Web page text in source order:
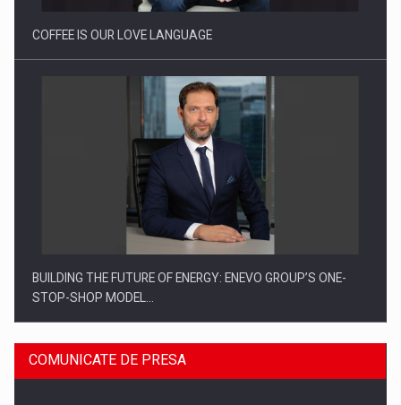
COFFEE IS OUR LOVE LANGUAGE
BUILDING THE FUTURE OF ENERGY: ENEVO GROUP’S ONE-
STOP-SHOP MODEL…
COMUNICATE DE PRESA